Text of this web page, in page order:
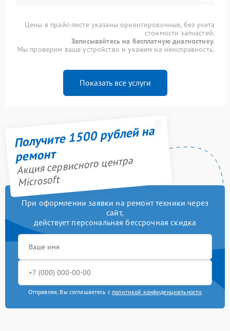
Цены в прайс-листе указаны ориентировочные, без учета
стоимости запчастей.
Записывайтесь на бесплатную диагностику.
Мы проверим ваше устройство и укажем на неисправность.
Показать все услуги
Получите 1500 рублей на
ремонт
Акция сервисного центра
Microsoft
При оформлении заявки на ремонт техники через
сайт,
действует персональная бессрочная скидка
Отправляя, Вы соглашаетесь с политикой конфиденциальности